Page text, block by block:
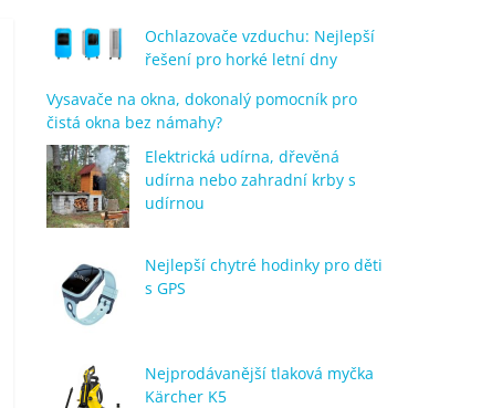
Ochlazovače vzduchu: Nejlepší
řešení pro horké letní dny
Vysavače na okna, dokonalý pomocník pro
čistá okna bez námahy?
Elektrická udírna, dřevěná
udírna nebo zahradní krby s
udírnou
Nejlepší chytré hodinky pro děti
s GPS
Nejprodávanější tlaková myčka
Kärcher K5